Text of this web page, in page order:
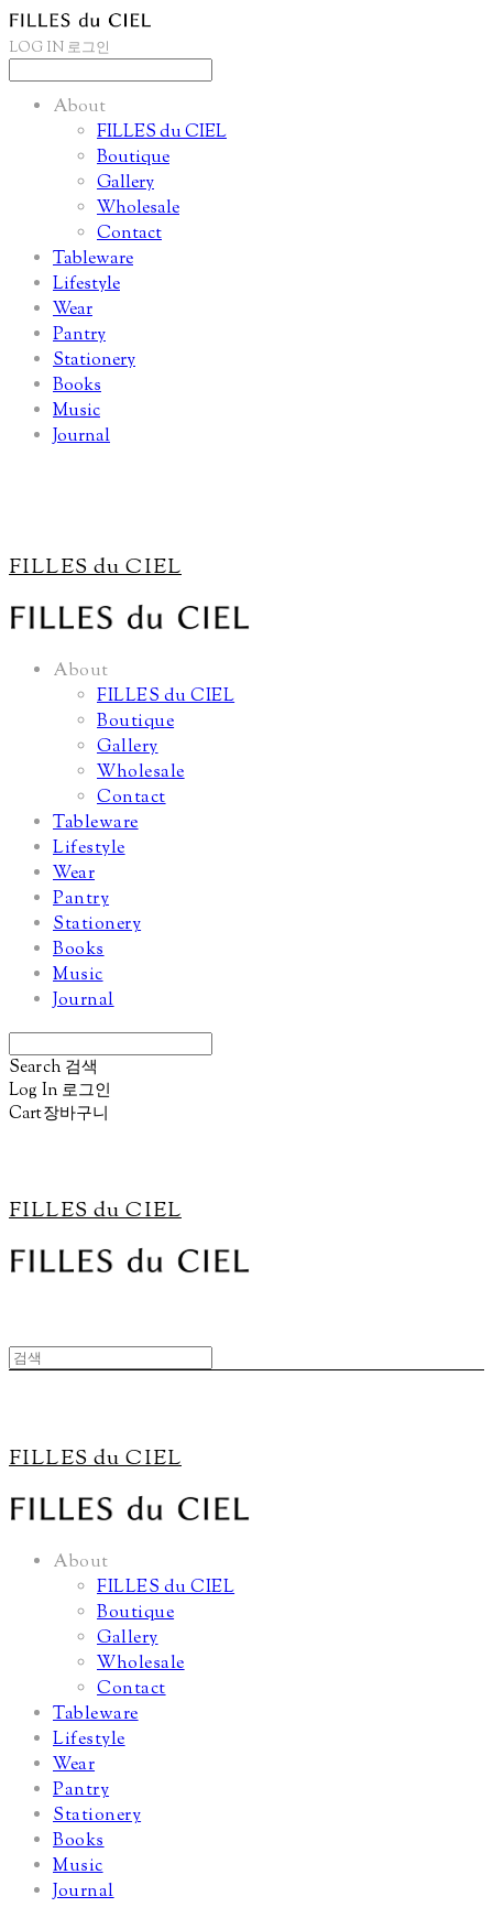
LOG IN 로그인
About
FILLES du CIEL
Boutique
Gallery
Wholesale
Contact
Tableware
Lifestyle
Wear
Pantry
Stationery
Books
Music
Journal
FILLES du CIEL
About
FILLES du CIEL
Boutique
Gallery
Wholesale
Contact
Tableware
Lifestyle
Wear
Pantry
Stationery
Books
Music
Journal
Search 검색
Log In 로그인
Cart장바구니
FILLES du CIEL
FILLES du CIEL
About
FILLES du CIEL
Boutique
Gallery
Wholesale
Contact
Tableware
Lifestyle
Wear
Pantry
Stationery
Books
Music
Journal